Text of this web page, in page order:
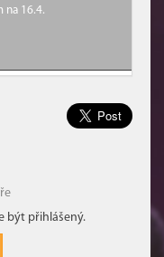
na 16.4.
být přihlášený.